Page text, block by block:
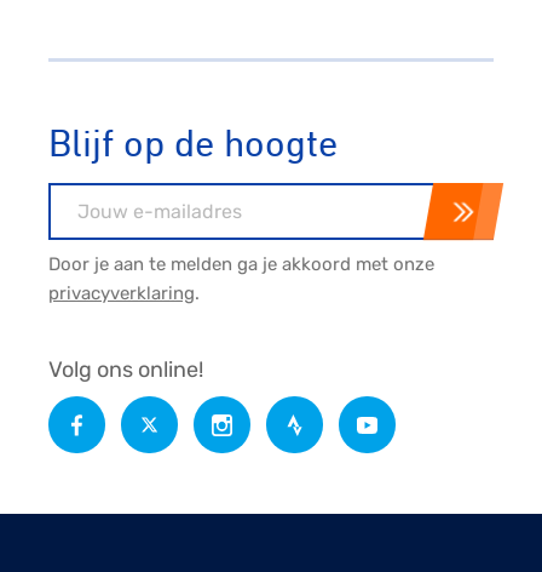
Blijf op de hoogte
Door je aan te melden ga je akkoord met onze
privacyverklaring.
Volg ons online!